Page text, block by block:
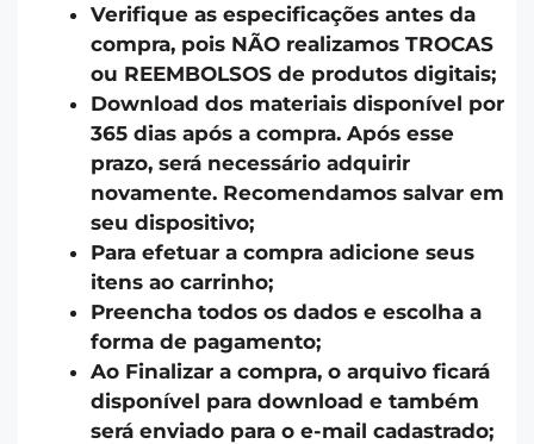
Verifique as especificações antes da
compra, pois NÃO realizamos TROCAS
ou REEMBOLSOS de produtos digitais;
Download dos materiais disponível por
365 dias após a compra. Após esse
prazo, será necessário adquirir
novamente. Recomendamos salvar em
seu dispositivo;
Para efetuar a compra adicione seus
itens ao carrinho;
Preencha todos os dados e escolha a
forma de pagamento;
Ao Finalizar a compra, o arquivo ficará
disponível para download e também
será enviado para o e-mail cadastrado;